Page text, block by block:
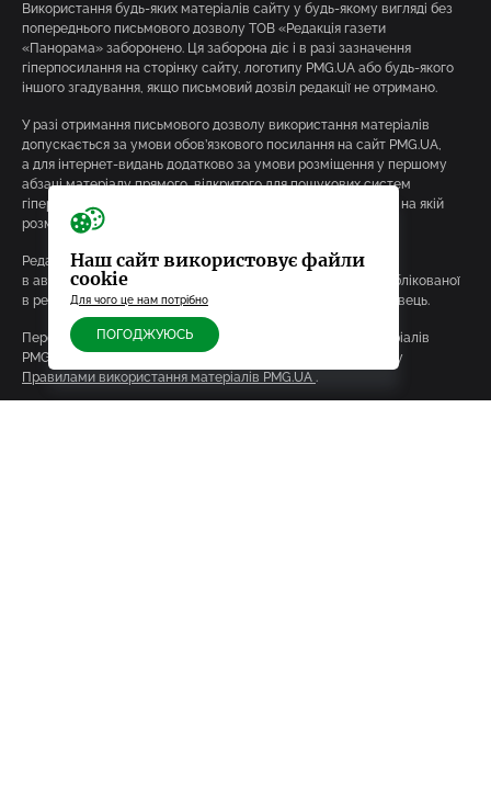
Використання будь-яких матеріалів сайту у будь-якому вигляді без
попереднього письмового дозволу ТОВ «Редакція газети
«Панорама» заборонено. Ця заборона діє і в разі зазначення
гіперпосилання на сторінку сайту, логотипу PMG.UA або будь-якого
іншого згадування, якщо письмовий дозвіл редакції не отримано.
У разі отримання письмового дозволу використання матеріалів
допускається за умови обов’язкового посилання на сайт PMG.UA,
а для інтернет-видань додатково за умови розміщення у першому
абзаці матеріалу прямого, відкритого для пошукових систем
гіперпосилання на конкретну сторінку сайту (URL-адресу), на якій
розміщено оригінальний матеріал.
Редакція PMG.UA може не поділяти точку зору, викладену
в авторському матеріалі. За достовірність інформації, опублікованої
в рекламних матеріалах, відповідальність несе рекламодавець.
Передрук, поширення та інші способи використання матеріалів
PMG.UA допускаються виключно у порядку, встановленому
Правилами використання матеріалів PMG.UA .
Наш сайт використовує файли
cookie
Для чого це нам потрібно
ПОГОДЖУЮСЬ